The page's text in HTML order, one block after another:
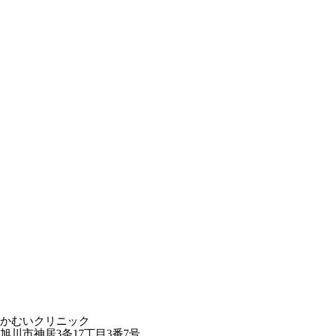
かむいクリニック
旭川市神居3条17丁目3番7号